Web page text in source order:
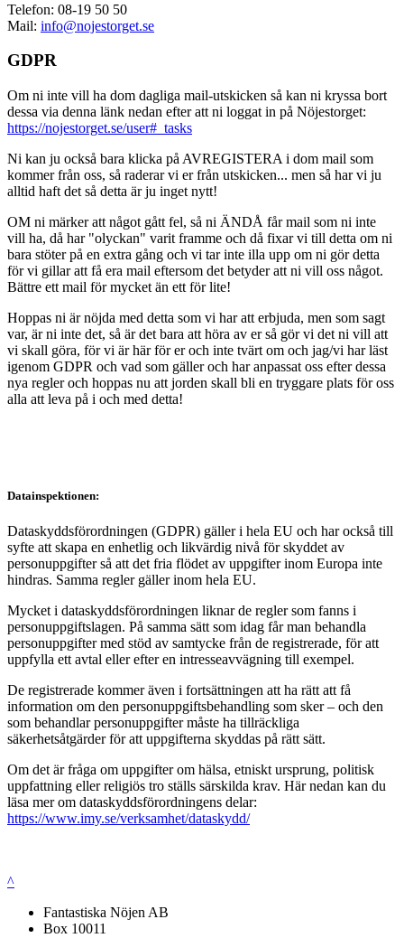
Telefon: 08-19 50 50
Mail: info@nojestorget.se
GDPR
Om ni inte vill ha dom dagliga mail-utskicken så kan ni kryssa bort
dessa via denna länk nedan efter att ni loggat in på Nöjestorget:
https://nojestorget.se/user#_tasks
Ni kan ju också bara klicka på AVREGISTERA i dom mail som
kommer från oss, så raderar vi er från utskicken... men så har vi ju
alltid haft det så detta är ju inget nytt!
OM ni märker att något gått fel, så ni ÄNDÅ får mail som ni inte
vill ha, då har "olyckan" varit framme och då fixar vi till detta om ni
bara stöter på en extra gång och vi tar inte illa upp om ni gör detta
för vi gillar att få era mail eftersom det betyder att ni vill oss något.
Bättre ett mail för mycket än ett för lite!
Hoppas ni är nöjda med detta som vi har att erbjuda, men som sagt
var, är ni inte det, så är det bara att höra av er så gör vi det ni vill att
vi skall göra, för vi är här för er och inte tvärt om och jag/vi har läst
igenom GDPR och vad som gäller och har anpassat oss efter dessa
nya regler och hoppas nu att jorden skall bli en tryggare plats för oss
alla att leva på i och med detta!
Datainspektionen:
Dataskyddsförordningen (GDPR) gäller i hela EU och har också till
syfte att skapa en enhetlig och likvärdig nivå för skyddet av
personuppgifter så att det fria flödet av uppgifter inom Europa inte
hindras. Samma regler gäller inom hela EU.
Mycket i dataskyddsförordningen liknar de regler som fanns i
personuppgiftslagen. På samma sätt som idag får man behandla
personuppgifter med stöd av samtycke från de registrerade, för att
uppfylla ett avtal eller efter en intresseavvägning till exempel.
De registrerade kommer även i fortsättningen att ha rätt att få
information om den personuppgiftsbehandling som sker – och den
som behandlar personuppgifter måste ha tillräckliga
säkerhetsåtgärder för att uppgifterna skyddas på rätt sätt.
Om det är fråga om uppgifter om hälsa, etniskt ursprung, politisk
uppfattning eller religiös tro ställs särskilda krav. Här nedan kan du
läsa mer om dataskyddsförordningens delar:
https://www.imy.se/verksamhet/dataskydd/
^
Fantastiska Nöjen AB
Box 10011